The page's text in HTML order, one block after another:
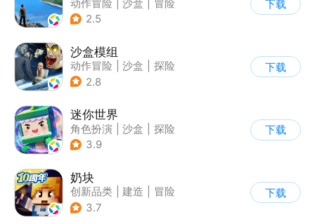
动作冒险 沙盒
冒险
| 开放世界
2.5
下载
沙盒模组
动作冒险 沙盒
探险
| 卡通
2.8
下载
迷你世界
角色扮演 沙盒
探险
| 我的世界
3.9
下载
奶块
创新品类 建造
冒险
| 开放世界
3.7
下载